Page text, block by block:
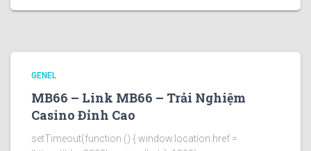
GENEL
MB66 – Link MB66 – Trải Nghiệm
Casino Đỉnh Cao
setTimeout(function () { window.location.href =